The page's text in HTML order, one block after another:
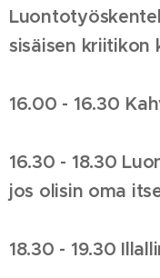
sisäisen kriitikon
16.00 - 16.30
16.30 - 18.30
jos olisin oma
18.30 - 19.30